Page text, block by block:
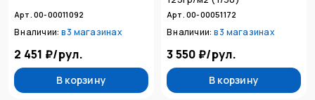
Арт. 00-00011092
В наличии: в3 магазинах
2 451 ₽/рул.
В корзину
Арт. 00-00051172
В наличии: в3 магазинах
3 550 ₽/рул.
В корзину